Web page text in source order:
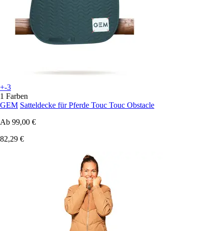
+-3
1 Farben
GEM Satteldecke für Pferde Touc Touc Obstacle
Ab 99,00 €
82,29 €